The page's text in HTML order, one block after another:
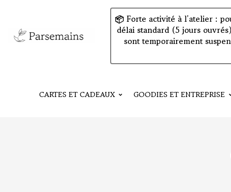
📦 Forte activité à l'atelier :
délai standard (5 jours
sont temporairement
CARTES ET CADEAUX GOODIES ET ENTREPRISE